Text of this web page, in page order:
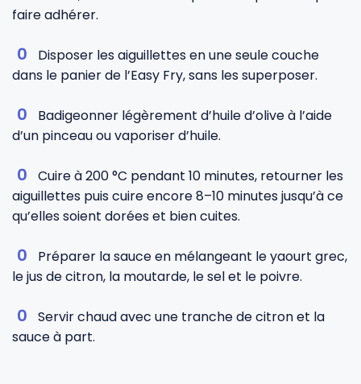
faire adhérer.
Disposer les aiguillettes en une seule couche
dans le panier de l’Easy Fry, sans les superposer.
Badigeonner légèrement d’huile d’olive à l’aide
d’un pinceau ou vaporiser d’huile.
Cuire à 200 °C pendant 10 minutes, retourner les
aiguillettes puis cuire encore 8–10 minutes jusqu’à ce
qu’elles soient dorées et bien cuites.
Préparer la sauce en mélangeant le yaourt grec,
le jus de citron, la moutarde, le sel et le poivre.
Servir chaud avec une tranche de citron et la
sauce à part.